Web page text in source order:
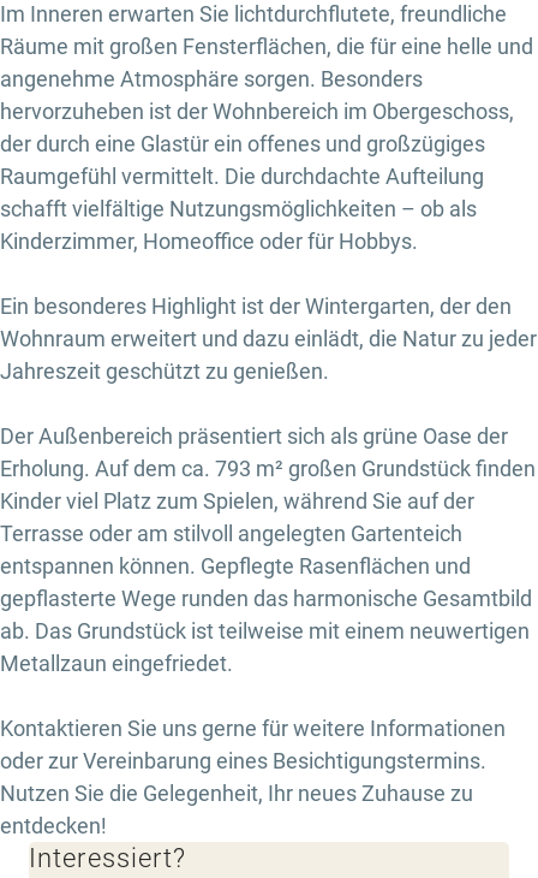
Im Inneren erwarten Sie lichtdurchflutete, freundliche
Räume mit großen Fensterflächen, die für eine helle und
angenehme Atmosphäre sorgen. Besonders
hervorzuheben ist der Wohnbereich im Obergeschoss,
der durch eine Glastür ein offenes und großzügiges
Raumgefühl vermittelt. Die durchdachte Aufteilung
schafft vielfältige Nutzungsmöglichkeiten – ob als
Kinderzimmer, Homeoffice oder für Hobbys.
Ein besonderes Highlight ist der Wintergarten, der den
Wohnraum erweitert und dazu einlädt, die Natur zu jeder
Jahreszeit geschützt zu genießen.
Der Außenbereich präsentiert sich als grüne Oase der
Erholung. Auf dem ca. 793 m² großen Grundstück finden
Kinder viel Platz zum Spielen, während Sie auf der
Terrasse oder am stilvoll angelegten Gartenteich
entspannen können. Gepflegte Rasenflächen und
gepflasterte Wege runden das harmonische Gesamtbild
ab. Das Grundstück ist teilweise mit einem neuwertigen
Metallzaun eingefriedet.
Kontaktieren Sie uns gerne für weitere Informationen
oder zur Vereinbarung eines Besichtigungstermins.
Nutzen Sie die Gelegenheit, Ihr neues Zuhause zu
entdecken!
Interessiert?